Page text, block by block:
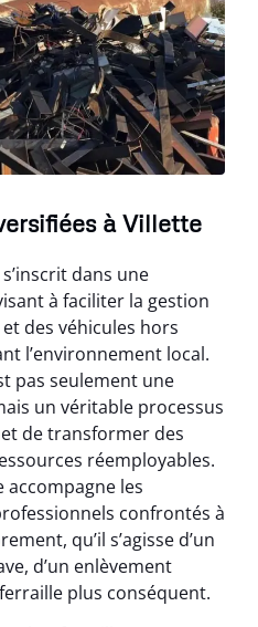
à Villette
dans une
à faciliter la gestion
des véhicules hors
l’environnement local.
pas seulement une
un véritable processus
de transformer des
réemployables.
accompagne les
confrontés à
qu’il s’agisse d’un
d’un enlèvement
plus conséquent.